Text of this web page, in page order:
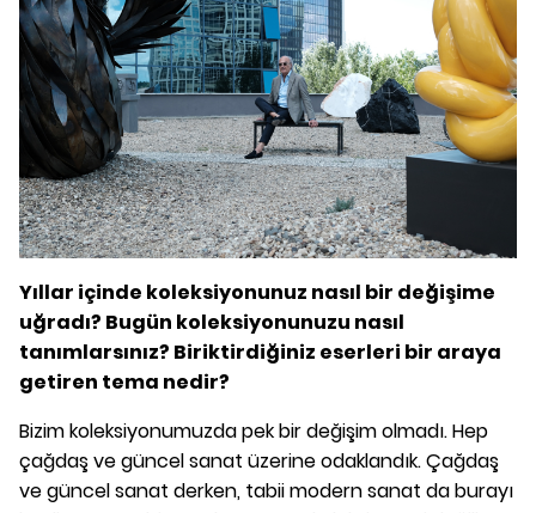
Yıllar içinde koleksiyonunuz nasıl bir değişime
uğradı? Bugün koleksiyonunuzu nasıl
tanımlarsınız? Biriktirdiğiniz eserleri bir araya
getiren tema nedir?
Bizim koleksiyonumuzda pek bir değişim olmadı. Hep
çağdaş ve güncel sanat üzerine odaklandık. Çağdaş
ve güncel sanat derken, tabii modern sanat da burayı